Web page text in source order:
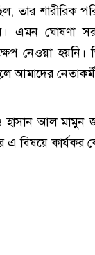
তার শারীরিক
এমন ঘোষণা
নেওয়া
আমাদের
আল মামুন
বিষয়ে কার্যকর